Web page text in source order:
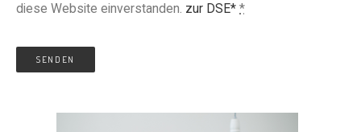
diese Website einverstanden. zur DSE* *